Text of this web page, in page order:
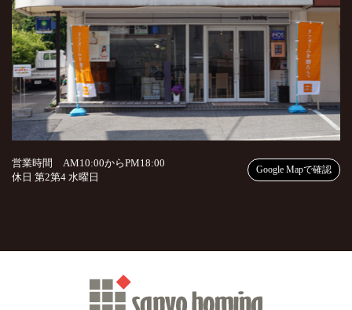
営業時間 AM10:00からPM18:00
休日 第2第4 水曜日
Google Mapで確認